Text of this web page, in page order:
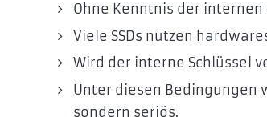
Ohne Kenntnis der
Viele SSDs nutzen
Wird der interne Schlüssel
Unter diesen Bedingungen
sondern seriös.